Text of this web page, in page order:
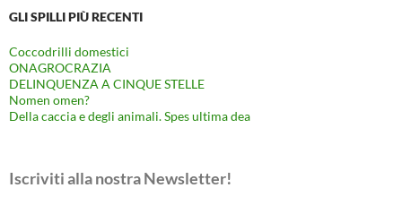
GLI SPILLI PIÙ RECENTI
Coccodrilli domestici
ONAGROCRAZIA
DELINQUENZA A CINQUE STELLE
Nomen omen?
Della caccia e degli animali. Spes ultima dea
Iscriviti alla nostra Newsletter!